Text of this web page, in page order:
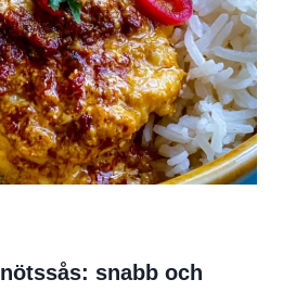
snabb och